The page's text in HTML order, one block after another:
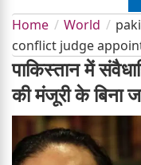
Home World
conflict judge
पाकिस्तान में
की मंजूरी के बिना